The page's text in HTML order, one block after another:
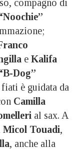
compagno di
e Kalifa
Dog”
è guidata da
Camilla
al sax. A
Micol Touadi,
, anche alla